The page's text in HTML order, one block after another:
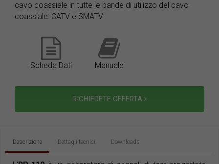
cavo coassiale in tutte le bande di utilizzo del cavo
coassiale: CATV e SMATV.
Scheda Dati Manuale
RICHIEDETE OFFERTA
Descrizione Dettagli tecnici Downloads